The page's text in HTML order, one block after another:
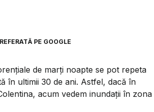
PE GOOGLE
de marți noapte se pot repeta
în ultimii 30 de ani. Astfel, dacă în
acum vedem inundații în zona